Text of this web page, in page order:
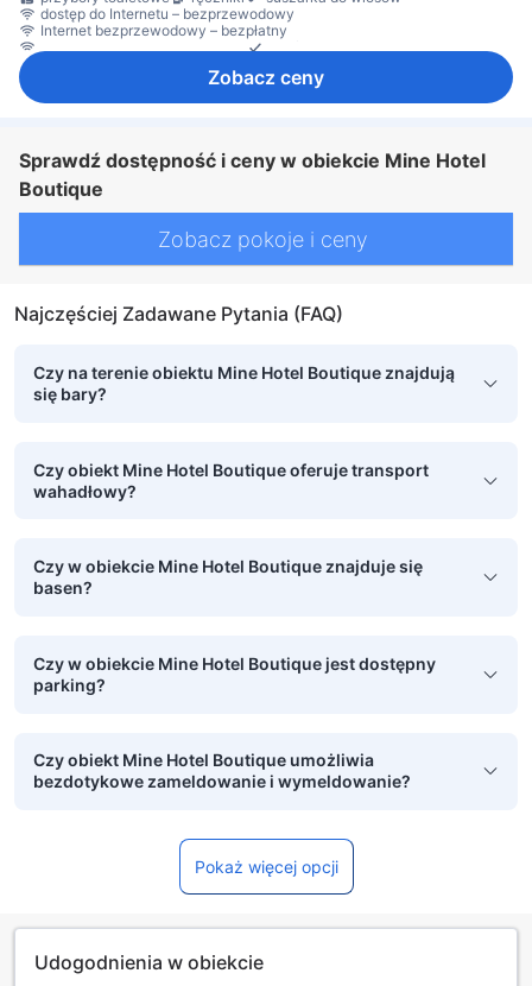
dostęp do Internetu – bezprzewodowy
Internet bezprzewodowy – bezpłatny
Internet przez LAN – bezpłatny
telefon
Zobacz ceny
Sprawdź dostępność i ceny w obiekcie Mine Hotel
Boutique
Zobacz pokoje i ceny
Najczęściej Zadawane Pytania (FAQ)
Czy na terenie obiektu Mine Hotel Boutique znajdują
się bary?
Czy obiekt Mine Hotel Boutique oferuje transport
wahadłowy?
Czy w obiekcie Mine Hotel Boutique znajduje się
basen?
Czy w obiekcie Mine Hotel Boutique jest dostępny
parking?
Czy obiekt Mine Hotel Boutique umożliwia
bezdotykowe zameldowanie i wymeldowanie?
Pokaż więcej opcji
Udogodnienia w obiekcie